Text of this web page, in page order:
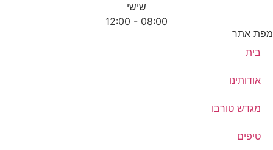
שישי
08:00 - 12:00
אתר
בית
אודותינו
מגדש טורבו
טיפים